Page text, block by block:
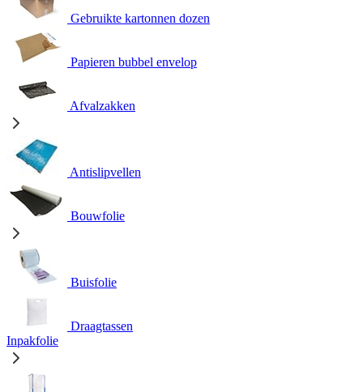
Gebruikte kartonnen dozen
Papieren bubbel envelop
Afvalzakken
Antislipvellen
Bouwfolie
Buisfolie
Draagtassen
Inpakfolie